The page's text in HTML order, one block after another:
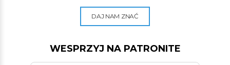
DAJ NAM ZNAĆ
WESPRZYJ NA PATRONITE